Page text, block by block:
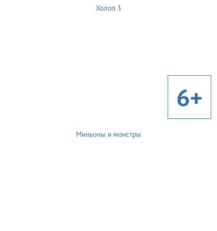
Холоп 3
6+
Миньоны и монстры